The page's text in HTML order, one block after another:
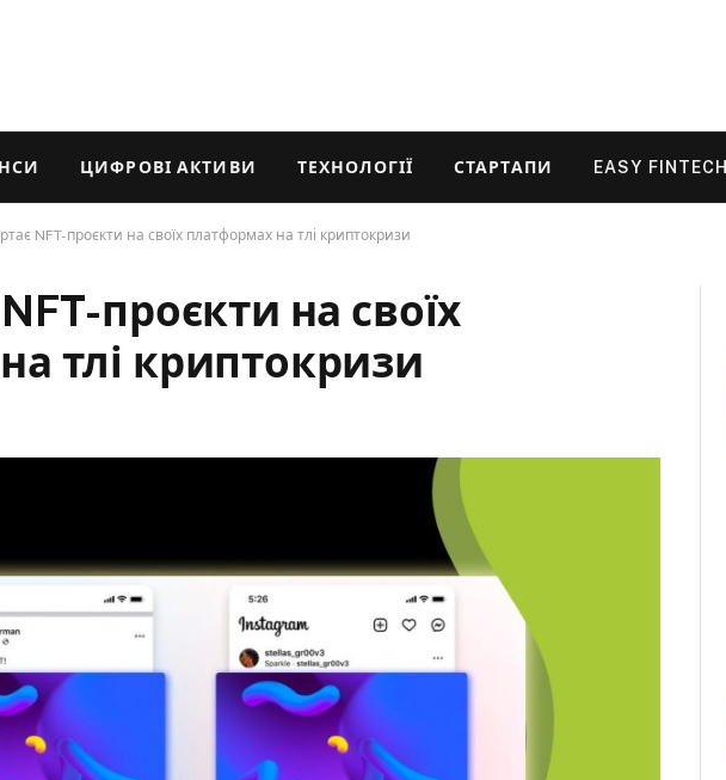
ЦИФРОВІ АКТИВИ ТЕХНОЛОГІЇ СТАРТАПИ EASY FINTECH
NFT-проєкти на своїх платформах на тлі криптокризи
проєкти на своїх
тлі криптокризи